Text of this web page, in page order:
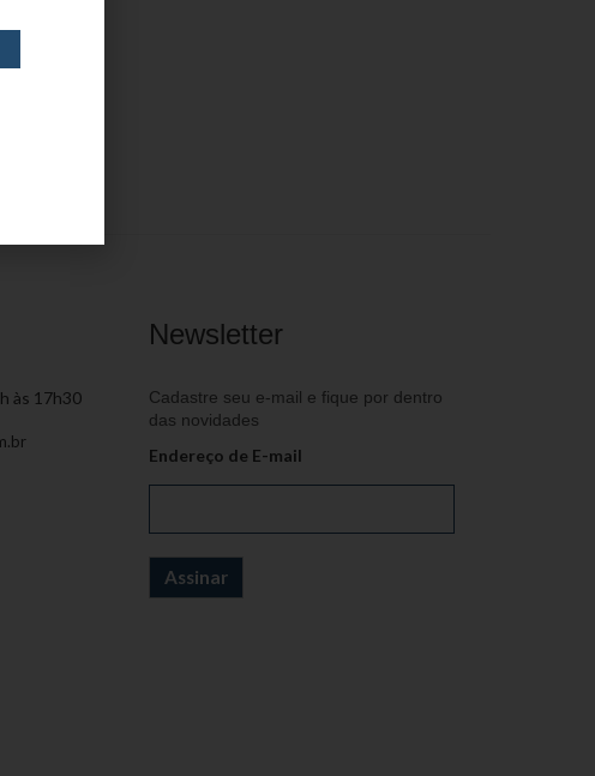
às 17h30
Newsletter
Cadastre seu e-mail e fique por dentro
das novidades
Endereço de E-mail